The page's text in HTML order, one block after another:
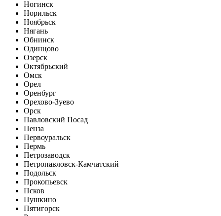
Ногинск
Норильск
Ноябрьск
Нягань
Обнинск
Одинцово
Озерск
Октябрьский
Омск
Орел
Оренбург
Орехово-Зуево
Орск
Павловский Посад
Пенза
Первоуральск
Пермь
Петрозаводск
Петропавловск-Камчатский
Подольск
Прокопьевск
Псков
Пушкино
Пятигорск